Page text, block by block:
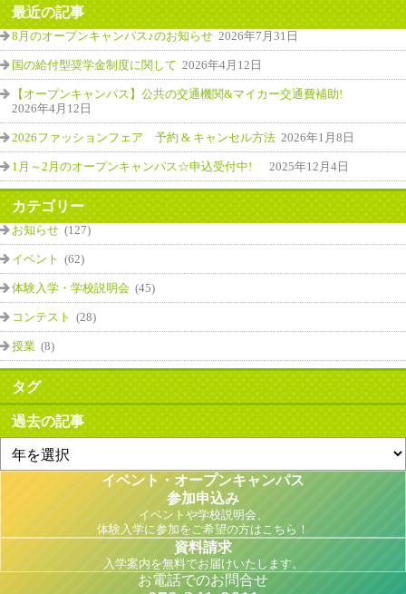
最近の記事
8月のオープンキャンパス♪のお知らせ 2026年7月31日
国の給付型奨学金制度に関して 2026年4月12日
【オープンキャンパス】公共の交通機関&マイカー交通費補助!
2026年4月12日
2026ファッションフェア 予約 & キャンセル方法 2026年1月8日
1月～2月のオープンキャンパス☆申込受付中! 2025年12月4日
カテゴリー
お知らせ (127)
イベント (62)
体験入学・学校説明会 (45)
コンテスト (28)
授業 (8)
タグ
過去の記事
イベント・オープンキャンパス
参加申込み
イベントや学校説明会、
体験入学に参加をご希望の方はこちら！
資料請求
入学案内を無料でお届けいたします。
お電話でのお問合せ